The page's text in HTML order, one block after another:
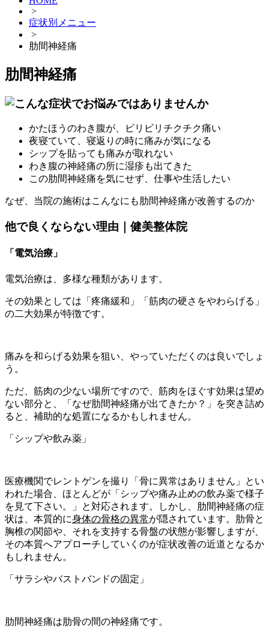
>
症状別メニュー
>
肋間神経痛
肋間神経痛
かたほうのわき腹が、ビリビリチクチク痛い
夜寝ていて、寝返りの時に痛みが気になる
シップを貼っても痛みが取れない
わき腹の神経痛の所に湿疹も出てきた
この肋間神経痛を気にせず、仕事や生活したい
なぜ、当院の施術はこんなにも肋間神経痛が改善するのか
他で良くならない理由｜健美整体院
「電気治療」
電気治療は、多様な種類があります。
その効果としては「疼痛緩和」「筋肉の硬さをやわらげる」
の二大効果が特徴です。
痛みを和らげる効果を狙い、やっていただくのは良いでしょ
う。
ただ、筋肉の少ない場所ですので、筋肉をほぐす効果は望め
ない部分と、「なぜ肋間神経痛が出てきたか？」を突き詰め
ると、補助的な処置になるかもしれません。
「シップや飲み薬」
医療機関でレントゲンを撮り「骨に異常はありません」とい
われた場合、ほとんどが「シップや痛み止めの飲み薬で様子
を見て下さい。」と対応されます。しかし、肋間神経痛の症
状は、本質的に身体の骨格の異常が隠されています。肋骨と
胸椎の関節や、それを支持する骨盤の状態が影響しますが、
その本質へアプローチしていくのが症状改善の近道となるか
もしれません。
「サラシやバストバンドの固定」
肋間神経痛は肋骨の間の神経痛です。